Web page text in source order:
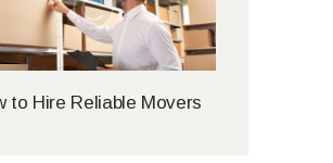
to Hire Reliable Movers